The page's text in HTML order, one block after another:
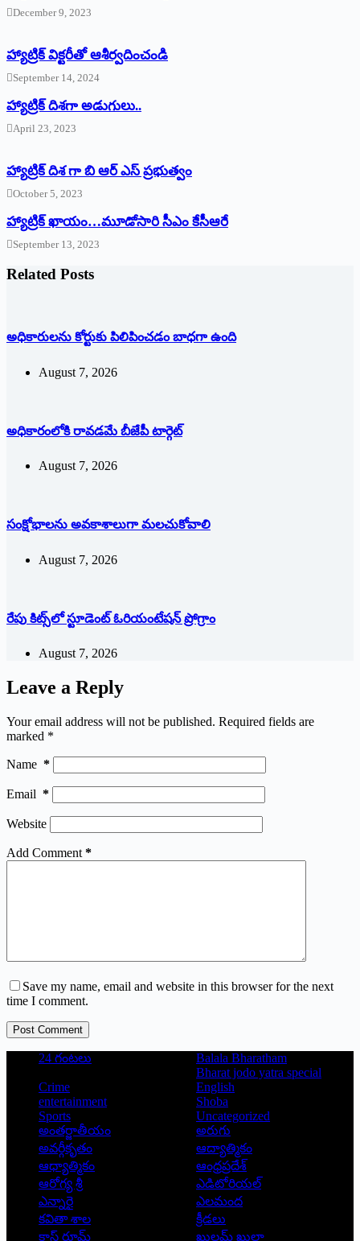
December 9, 2023
హ్యాట్రిక్‌ ‌విక్టరీతో ఆశీర్వదించండి
September 14, 2024
‌హ్యాట్రిక్‌ ‌దిశగా అడుగులు..
April 23, 2023
హ్యాట్రిక్ దిశ గా బి ఆర్ ఎస్ ప్రభుత్వం
October 5, 2023
హ్యాట్రిక్‌ ‌ఖాయం…మూడోసారి సీఎం కేసీఆరే
September 13, 2023
Related Posts
అధికారులను కోర్టుకు పిలిపించడం బాధగా ఉంది
August 7, 2026
అధికారంలోకి రావడమే బీజేపీ టార్గెట్‌
August 7, 2026
సంక్షోభాలను అవకాశాలుగా మలచుకోవాలి
August 7, 2026
రేపు కిట్స్‌లో స్టూడెంట్ ఓరియంటేషన్ ప్రోగ్రాం
August 7, 2026
Leave a Reply
Your email address will not be published. Required fields are
marked *
Name *
Email *
Website
Add Comment *
Save my name, email and website in this browser for the next
time I comment.
Post Comment
24 గంటలు
Balala Bharatham
Bharat jodo yatra special
Crime
English
entertainment
Shoba
Sports
Uncategorized
అంతర్జాతీయం
అరుగు
అవర్గీకృతం
ఆద్యాత్మికం
ఆధ్యాత్మికం
ఆంధ్రప్రదేశ్
ఆరోగ్య శ్రీ
ఎడిటోరియల్
ఎన్నారై
ఎలమంద
కవితా శాల
క్రీడలు
క్లాస్ రూమ్
ఖుల్లమ్ ఖుల్లా